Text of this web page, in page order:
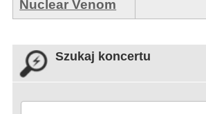
Nuclear Venom
Szukaj koncertu